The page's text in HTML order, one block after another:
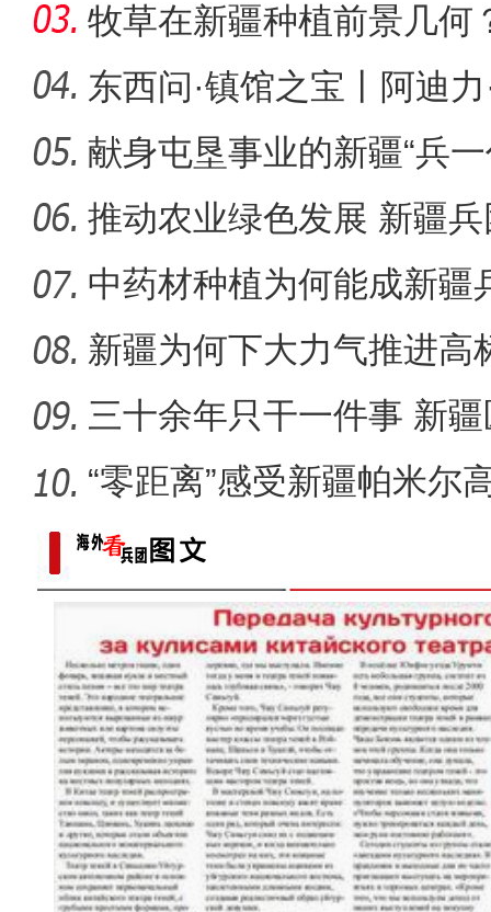
【非遗之美】大巴
[非遗之美]刀尖上的工艺
牧草在新疆种植前景几何
东西问·镇馆之宝丨阿迪
印，
献身屯垦事业的新疆“兵
推动农业绿色发展 新疆
别“白色污
中药材种植为何能成新疆
道？
新疆为何下大力气推进高
三十余年只干一件事 新疆
“零距离”感受新疆帕米尔